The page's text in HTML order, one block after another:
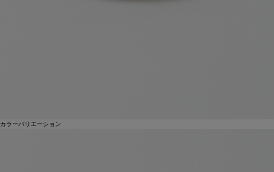
カラーバリエーション